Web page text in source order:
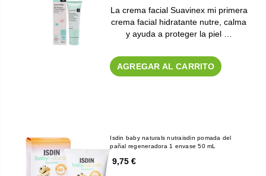
La crema facial Suavinex mi primera
crema facial hidratante nutre, calma
y ayuda a proteger la piel …
AGREGAR AL CARRITO
Isdin baby naturals nutraisdin pomada del
pañal regeneradora 1 envase 50 mL
9,75 €